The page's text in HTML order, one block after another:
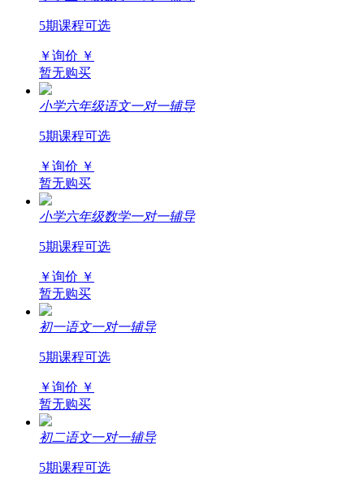
5期课程可选
￥询价 ￥
暂无购买
小学六年级语文一对一辅导
5期课程可选
￥询价 ￥
暂无购买
小学六年级数学一对一辅导
5期课程可选
￥询价 ￥
暂无购买
初一语文一对一辅导
5期课程可选
￥询价 ￥
暂无购买
初二语文一对一辅导
5期课程可选